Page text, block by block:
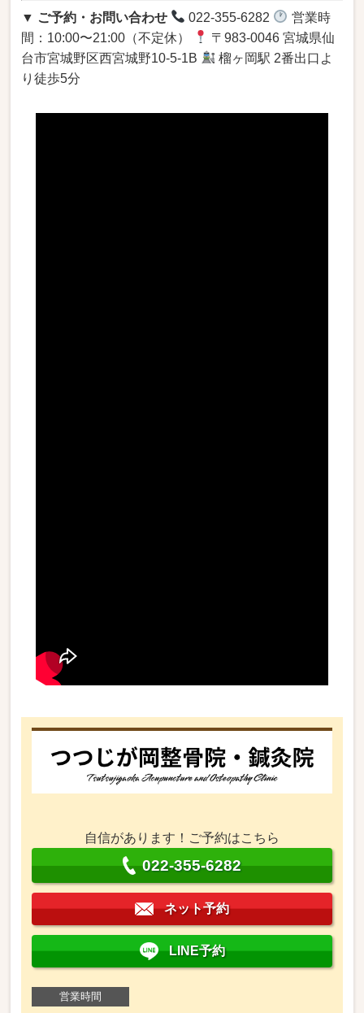
▼ ご予約・お問い合わせ 022-355-6282
営業時
間：10:00〜21:00（不定休）
〒983-0046 宮城県仙
台市宮城野区西宮城野10-5-1B
榴ヶ岡駅 2番出口よ
り徒歩5分
自信があります！ご予約はこちら
022-355-6282
ネット予約
LINE予約
営業時間